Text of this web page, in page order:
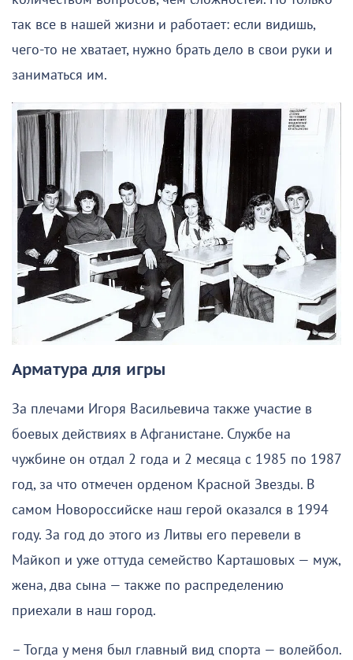
так все в нашей жизни и работает: если видишь,
чего-то не хватает, нужно брать дело в свои руки и
заниматься им.
Арматура для игры
За плечами Игоря Васильевича также участие в
боевых действиях в Афганистане. Службе на
чужбине он отдал 2 года и 2 месяца с 1985 по 1987
год, за что отмечен орденом Красной Звезды. В
самом Новороссийске наш герой оказался в 1994
году. За год до этого из Литвы его перевели в
Майкоп и уже оттуда семейство Карташовых — муж,
жена, два сына — также по распределению
приехали в наш город.
– Тогда у меня был главный вид спорта — волейбол.